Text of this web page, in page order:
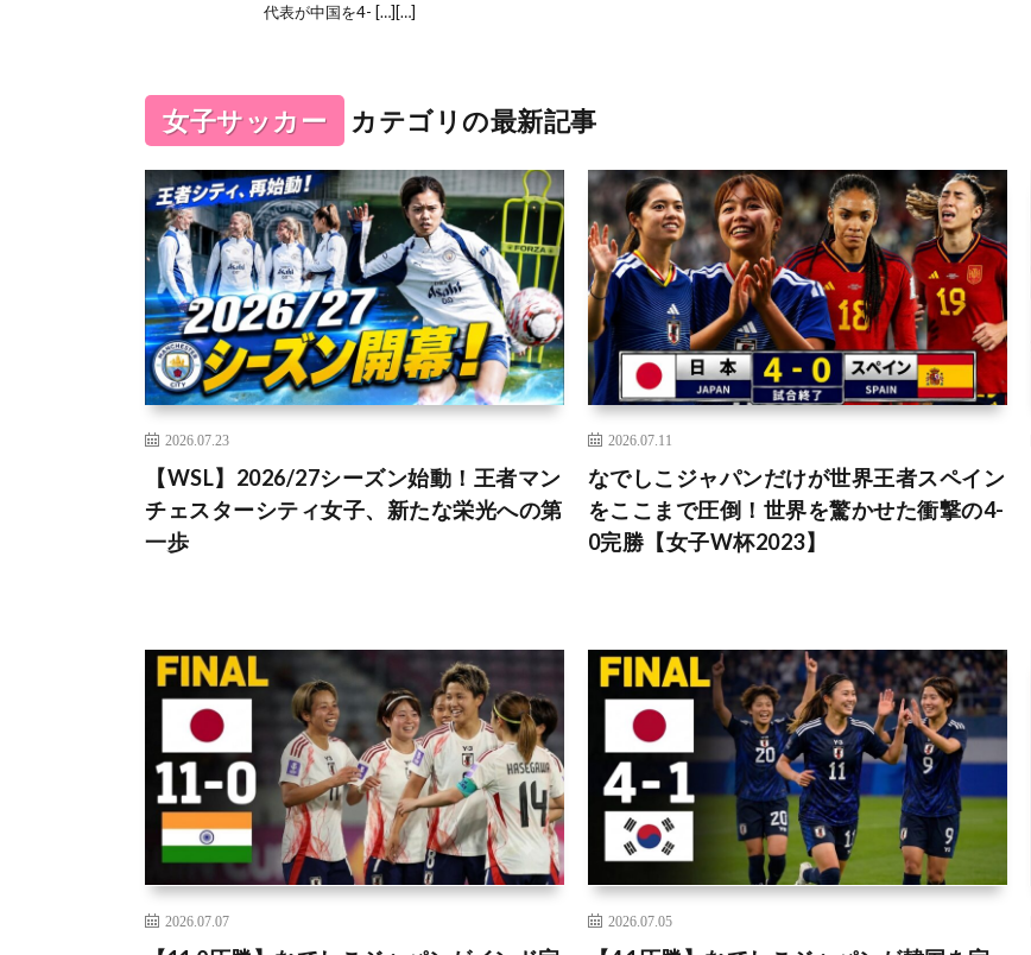
代表が中国を4- […][…]
女子サッカー カテゴリの最新記事
2026.07.23
【WSL】2026/27シーズン始動！王者マン
チェスターシティ女子、新たな栄光への第
一歩
2026.07.11
なでしこジャパンだけが世界王者スペイン
をここまで圧倒！世界を驚かせた衝撃の4-
0完勝【女子W杯2023】
2026.07.07 2026.07.05